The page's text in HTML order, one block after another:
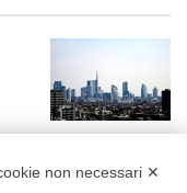
non necessari ✕